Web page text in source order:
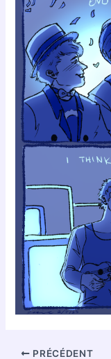
PRÉCÉDENT